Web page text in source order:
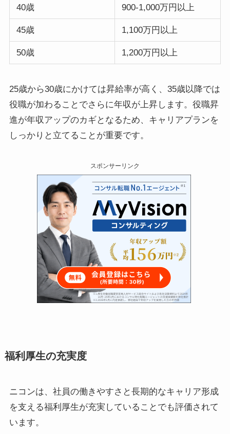
40歳 900-1,000万円以上
45歳 1,100万円以上
50歳 1,200万円以上
25歳から30歳にかけては昇給率が高く、35歳以降では
役職が加わることでさらに年収が上昇します。役職昇
進が年収アップのカギとなるため、キャリアプランを
しっかりと立てることが重要です。
スポンサーリンク
福利厚生の充実度
ニコンは、社員の働きやすさと長期的なキャリア形成
を支える福利厚生が充実していることでも評価されて
います。